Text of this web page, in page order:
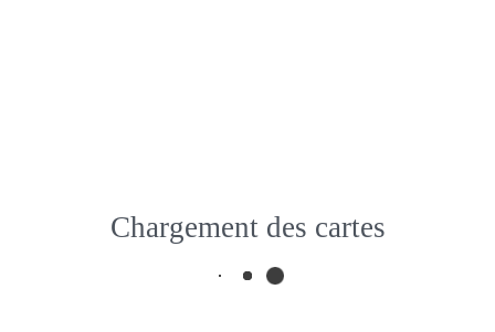
Les immanquables
au coeur du Jura –
Chargement des cartes